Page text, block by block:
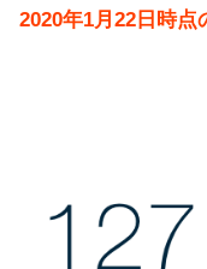
2020年1月22日時点